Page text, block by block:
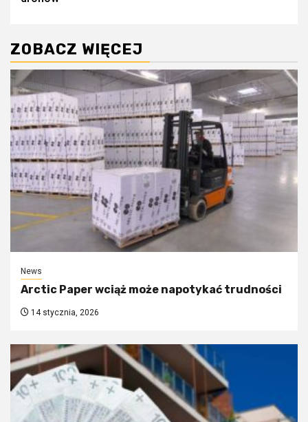
ZOBACZ WIĘCEJ
News
Arctic Paper wciąż może napotykać trudności
14 stycznia, 2026